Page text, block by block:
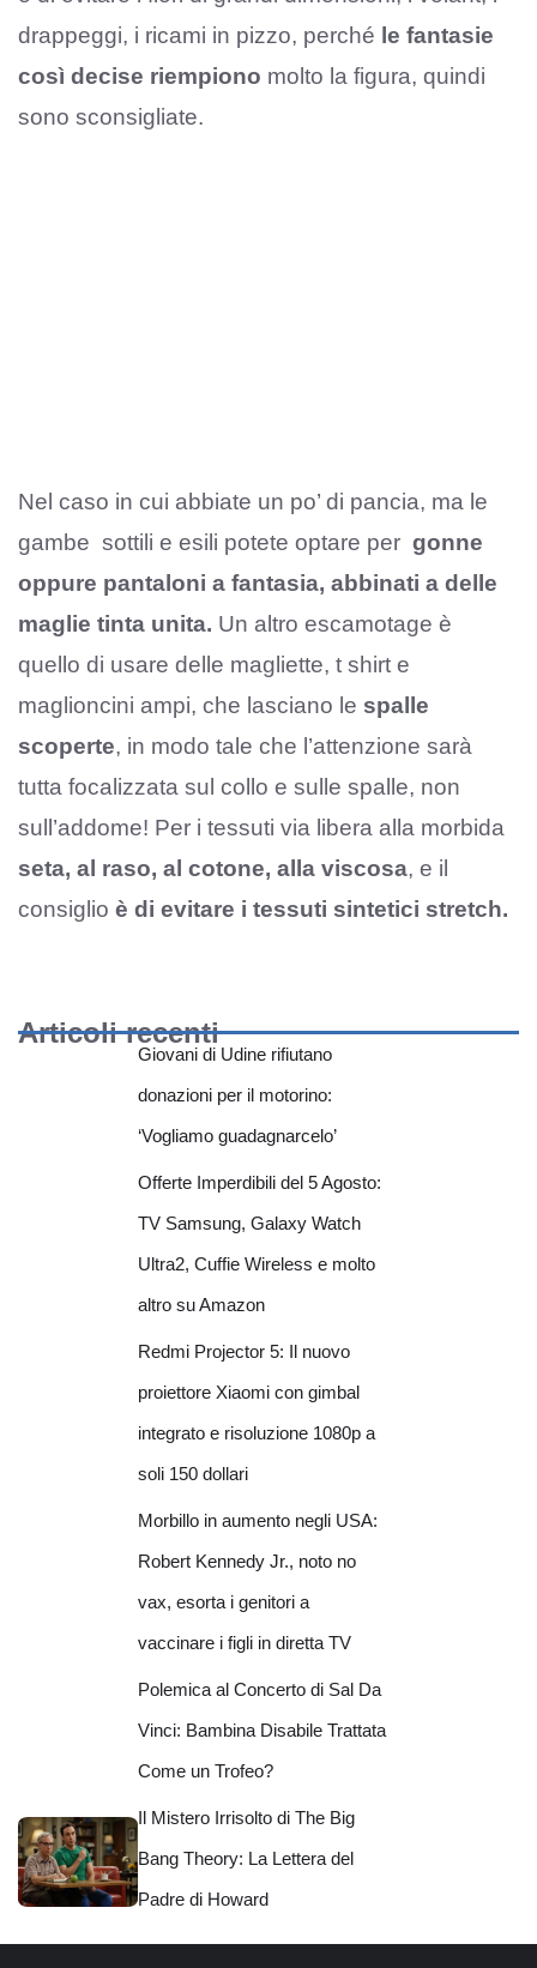
drappeggi, i ricami in pizzo, perché le fantasie
così decise riempiono molto la figura, quindi
sono sconsigliate.
Nel caso in cui abbiate un po’ di pancia, ma le
gambe sottili e esili potete optare per gonne
oppure pantaloni a fantasia, abbinati a delle
maglie tinta unita. Un altro escamotage è
quello di usare delle magliette, t shirt e
maglioncini ampi, che lasciano le spalle
scoperte, in modo tale che l’attenzione sarà
tutta focalizzata sul collo e sulle spalle, non
sull’addome! Per i tessuti via libera alla morbida
seta, al raso, al cotone, alla viscosa, e il
consiglio è di evitare i tessuti sintetici stretch.
Articoli recenti
Giovani di Udine rifiutano
donazioni per il motorino:
‘Vogliamo guadagnarcelo’
Offerte Imperdibili del 5 Agosto:
TV Samsung, Galaxy Watch
Ultra2, Cuffie Wireless e molto
altro su Amazon
Redmi Projector 5: Il nuovo
proiettore Xiaomi con gimbal
integrato e risoluzione 1080p a
soli 150 dollari
Morbillo in aumento negli USA:
Robert Kennedy Jr., noto no
vax, esorta i genitori a
vaccinare i figli in diretta TV
Polemica al Concerto di Sal Da
Vinci: Bambina Disabile Trattata
Come un Trofeo?
Il Mistero Irrisolto di The Big
Bang Theory: La Lettera del
Padre di Howard